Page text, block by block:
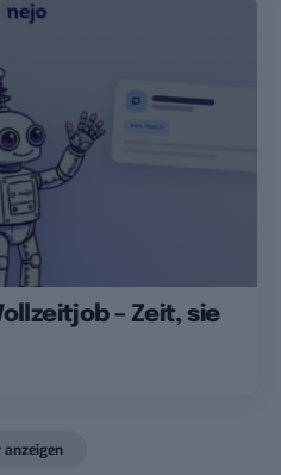
– Zeit, sie
anzeigen